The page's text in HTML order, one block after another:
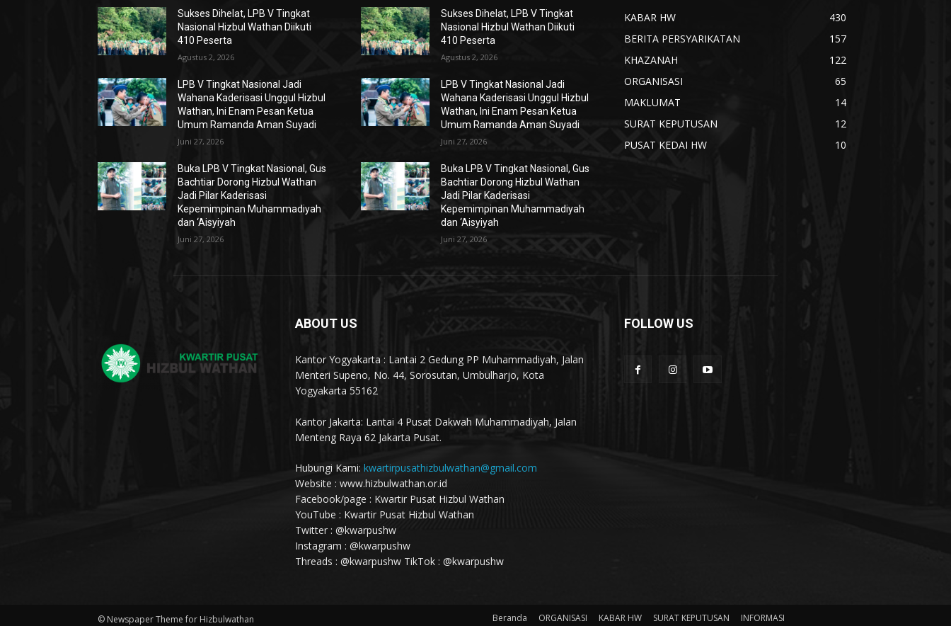
Sukses Dihelat, LPB V Tingkat
Nasional Hizbul Wathan Diikuti
410 Peserta
Agustus 2, 2026
LPB V Tingkat Nasional Jadi
Wahana Kaderisasi Unggul Hizbul
Wathan, Ini Enam Pesan Ketua
Umum Ramanda Aman Suyadi
Juni 27, 2026
Buka LPB V Tingkat Nasional, Gus
Bachtiar Dorong Hizbul Wathan
Jadi Pilar Kaderisasi
Kepemimpinan Muhammadiyah
dan ‘Aisyiyah
Juni 27, 2026
Sukses Dihelat, LPB V Tingkat
Nasional Hizbul Wathan Diikuti
410 Peserta
Agustus 2, 2026
LPB V Tingkat Nasional Jadi
Wahana Kaderisasi Unggul Hizbul
Wathan, Ini Enam Pesan Ketua
Umum Ramanda Aman Suyadi
Juni 27, 2026
Buka LPB V Tingkat Nasional, Gus
Bachtiar Dorong Hizbul Wathan
Jadi Pilar Kaderisasi
Kepemimpinan Muhammadiyah
dan ‘Aisyiyah
Juni 27, 2026
KABAR HW
430
BERITA PERSYARIKATAN
157
KHAZANAH
122
ORGANISASI
65
MAKLUMAT
14
SURAT KEPUTUSAN
12
PUSAT KEDAI HW
10
ABOUT US
Kantor Yogyakarta : Lantai 2 Gedung PP Muhammadiyah, Jalan
Menteri Supeno, No. 44, Sorosutan, Umbulharjo, Kota
Yogyakarta 55162
Kantor Jakarta: Lantai 4 Pusat Dakwah Muhammadiyah, Jalan
Menteng Raya 62 Jakarta Pusat.
Hubungi Kami: kwartirpusathizbulwathan@gmail.com
Website : www.hizbulwathan.or.id
Facebook/page : Kwartir Pusat Hizbul Wathan
YouTube : Kwartir Pusat Hizbul Wathan
Twitter : @kwarpushw
Instagram : @kwarpushw
Threads : @kwarpushw TikTok : @kwarpushw
FOLLOW US
© Newspaper Theme for Hizbulwathan Beranda ORGANISASI KABAR HW SURAT KEPUTUSAN INFORMASI